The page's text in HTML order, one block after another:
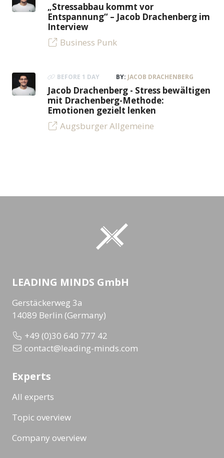
„Stressabbau kommt vor
Entspannung“ – Jacob Drachenberg im
Interview
Business Punk
BEFORE 1 DAY BY: JACOB DRACHENBERG
Jacob Drachenberg - Stress bewältigen
mit Drachenberg-Methode:
Emotionen gezielt lenken
Augsburger Allgemeine
LEADING MINDS GmbH
Gerstäckerweg 3a
14089 Berlin (Germany)
+49 (0)30 640 777 42
contact@leading-minds.com
Experts
All experts
Topic overview
Company overview